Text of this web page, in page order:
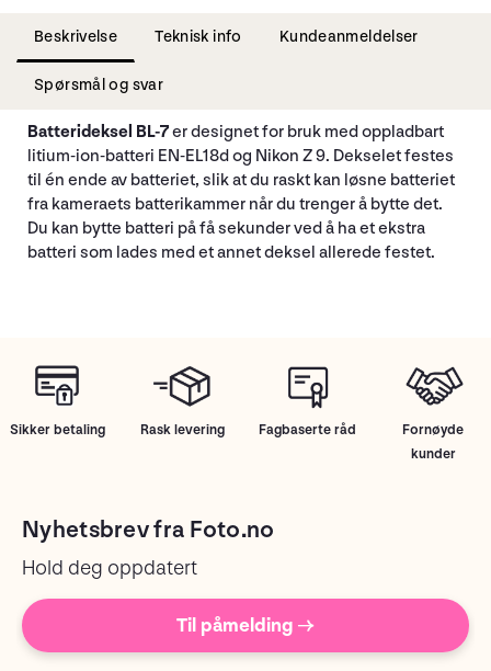
Beskrivelse Teknisk info Kundeanmeldelser
Spørsmål og svar
Batterideksel BL-7er designet for bruk med oppladbart
litium-ion-batteri EN-EL18d og Nikon Z 9. Dekselet festes
til én ende av batteriet, slik at du raskt kan løsne batteriet
fra kameraets batterikammer når du trenger å bytte det.
Du kan bytte batteri på få sekunder ved å ha et ekstra
batteri som lades med et annet deksel allerede festet.
Sikker betaling Rask levering Fagbaserte råd
Fornøyde
kunder
Nyhetsbrev fra Foto.no
Hold deg oppdatert
Til påmelding →